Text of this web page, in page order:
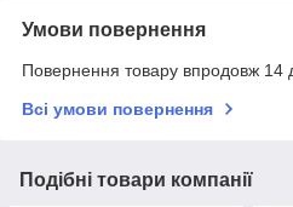
Умови повернення
Повернення товару впродовж 14
Всі умови повернення
Подібні товари компанії